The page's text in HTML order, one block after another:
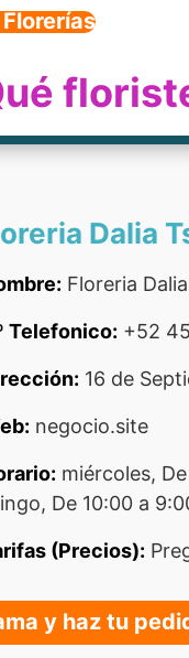
Dalia
Floreria
Telefonico: +52
16 de
negocio.site
miércoles,
De 10:00 a
(Precios):
y haz tu